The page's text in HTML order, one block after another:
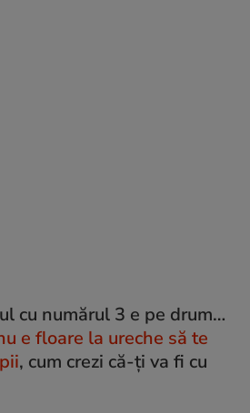
cu numărul 3 e pe drum…
e floare la ureche să te
, cum crezi că-ți va fi cu